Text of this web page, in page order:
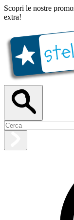
Scopri le nostre
extra!